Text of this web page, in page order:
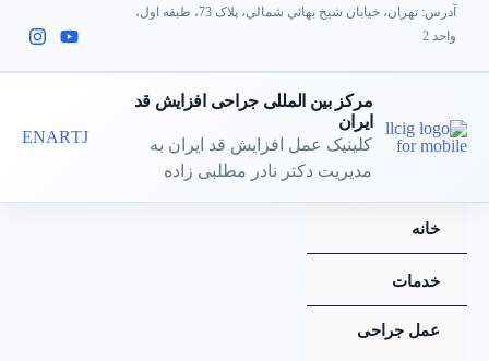
پرش
محتوا
آدرس: تهران، خيابان شيخ بهائي شمالي، پلاک 73، طبقه اول،
واحد 2
مرکز بین المللی جراحی افزایش قد
ایران
کلینیک عمل افزایش قد ایران به
مدیریت دکتر نادر مطلبی زاده
TJ
AR
EN
خانه
خدمات
عمل جراحی